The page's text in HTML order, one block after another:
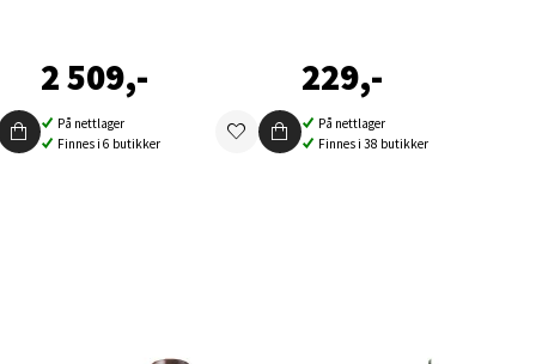
2 509,-
På nettlager
Finnes i 6 butikker
229,-
På nettlager
Finnes i 38 butikker